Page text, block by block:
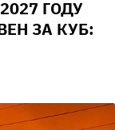
ГОДУ
ЗА КУБ: